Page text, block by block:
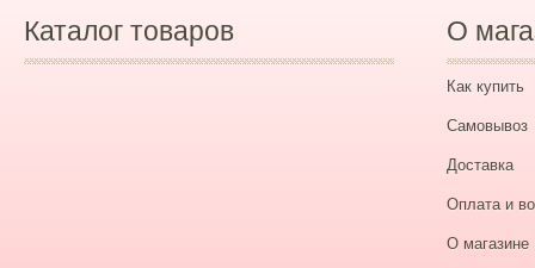
Каталог товаров О
Как купить
Самовывоз
Доставка
Оплата и
О магазине